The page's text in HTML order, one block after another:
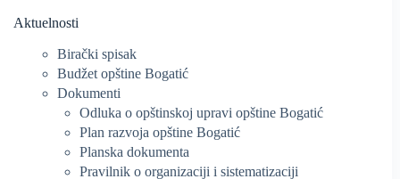
Aktuelnosti
Birački spisak
Budžet opštine Bogatić
Dokumenti
Odluka o opštinskoj upravi opštine Bogatić
Plan razvoja opštine Bogatić
Planska dokumenta
Pravilnik o organizaciji i sistematizaciji